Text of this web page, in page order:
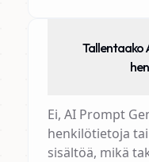
Tallentaako
Ei, AI Prompt
henkilötietoja
sisältöä, mikä